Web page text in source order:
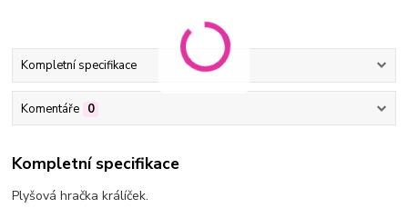
Kompletní specifikace
Komentáře 0
Kompletní specifikace
Plyšová hračka králíček.